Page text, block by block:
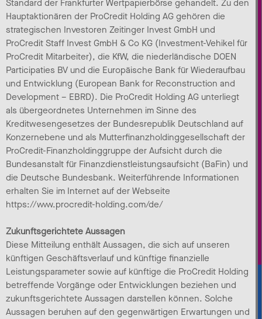
Standard der Frankfurter Wertpapierbörse gehandelt. Zu den
Hauptaktionären der ProCredit Holding AG gehören die
strategischen Investoren Zeitinger Invest GmbH und
ProCredit Staff Invest GmbH & Co KG (Investment-Vehikel für
ProCredit Mitarbeiter), die KfW, die niederländische DOEN
Participaties BV und die Europäische Bank für Wiederaufbau
und Entwicklung (European Bank for Reconstruction and
Development – EBRD). Die ProCredit Holding AG unterliegt
als übergeordnetes Unternehmen im Sinne des
Kreditwesengesetzes der Bundesrepublik Deutschland auf
Konzernebene und als Mutterfinanzholdinggesellschaft der
ProCredit-Finanzholdinggruppe der Aufsicht durch die
Bundesanstalt für Finanzdienstleistungsaufsicht (BaFin) und
die Deutsche Bundesbank. Weiterführende Informationen
erhalten Sie im Internet auf der Webseite
https://www.procredit-holding.com/de/
Zukunftsgerichtete Aussagen
Diese Mitteilung enthält Aussagen, die sich auf unseren
künftigen Geschäftsverlauf und künftige finanzielle
Leistungsparameter sowie auf künftige die ProCredit Holding
betreffende Vorgänge oder Entwicklungen beziehen und
zukunftsgerichtete Aussagen darstellen können. Solche
Aussagen beruhen auf den gegenwärtigen Erwartungen und